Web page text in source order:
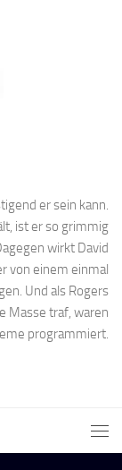
er sein kann.
ist er so grimmig
wirkt David
von einem einmal
Und als Rogers
Masse traf, waren
programmiert.